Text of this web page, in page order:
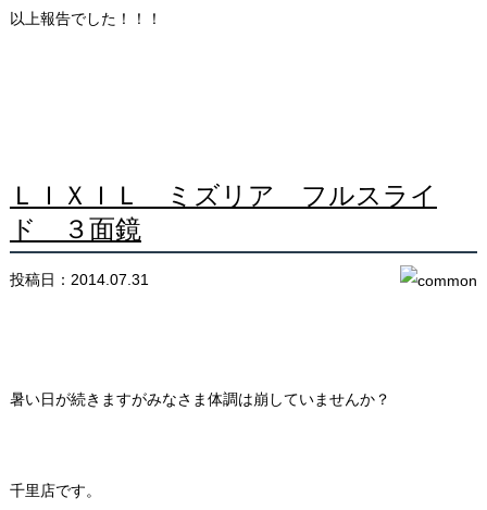
以上報告でした！！！
ＬＩＸＩＬ ミズリア フルスライ
ド ３面鏡
投稿日：2014.07.31
暑い日が続きますがみなさま体調は崩していませんか？
千里店です。